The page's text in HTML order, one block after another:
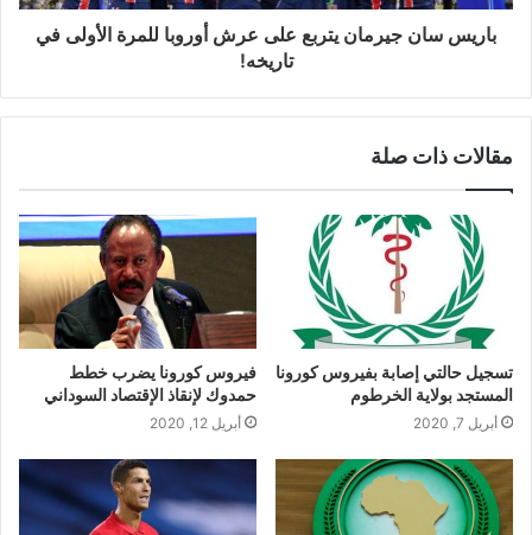
باريس سان جيرمان يتربع على عرش أوروبا للمرة الأولى في
تاريخه!
مقالات ذات صلة
تسجيل حالتي إصابة بفيروس كورونا
المستجد بولاية الخرطوم
أبريل 7, 2020
فيروس كورونا يضرب خطط
حمدوك لإنقاذ الإقتصاد السوداني
أبريل 12, 2020